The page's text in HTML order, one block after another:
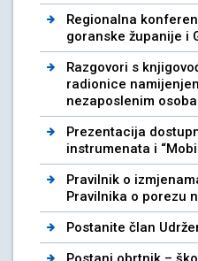
Regionalna
goranske županije i
Razgovori s
radionice
nezaposlenim
Prezentacija
instrumenata i
Pravilnik o
Pravilnika o porezu
Postanite član